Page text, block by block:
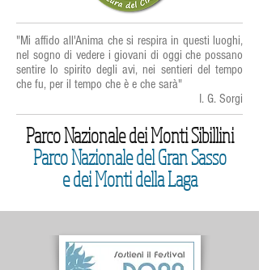
"Mi affido all'Anima che si respira in questi luoghi,
nel sogno di vedere i giovani di oggi che possano
sentire lo spirito degli avi, nei sentieri del tempo
che fu, per il tempo che è e che sarà"
I. G. Sorgi
Parco Nazionale dei Monti Sibillini
Parco Nazionale del Gran Sasso
e dei Monti della Laga